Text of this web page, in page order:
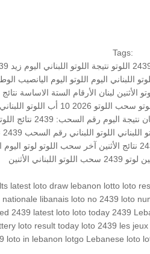
Tags:
اللوتو نتيجة اللوتو اللبناني اليوم زيد 2439
اللبناني اليوم اللوتو اليوم اليانصيب
الأثنين لبنان الأرقام الستة الاساسة
سحب اللوتو 2026 10 أب اللوتو اللبناني 2439 و نتائج زيد
نتيجة اليوم رقم السحب: 2439 نتائج
اللوتو اللبناني رقم السحب 2439
نتائج الأثنين آخر سحب اللوتو لوتو اليوم
لوتو 2439 سحب اللوتو اللبناني الأثنين
latest loto draw lebanon lotto loto
nationale libanais loto no 2439 loto
2439 latest loto loto today 2439
loto result today loto 2439 les
loto in lebanon lotgo Lebanese loto